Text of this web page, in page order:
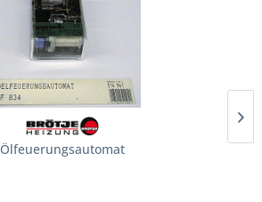
Ölfeuerungsautomat